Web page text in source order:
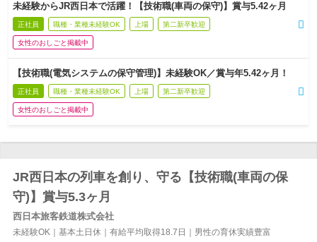
未経験からJR西日本で活躍！【技術職(車両の保守)】賞与5.42ヶ月
正社員 職種・業種未経験OK 上場 第二新卒歓迎
女性のおしごと掲載中
【技術職(電気システムの保守管理)】未経験OK／賞与年5.42ヶ月！
正社員 職種・業種未経験OK 上場 第二新卒歓迎
女性のおしごと掲載中
JR西日本の列車を創り、守る【技術職(車両の保
守)】賞与5.3ヶ月
西日本旅客鉄道株式会社
未経験OK｜基本土日休｜有給平均取得18.7日｜男性の育休実績豊富